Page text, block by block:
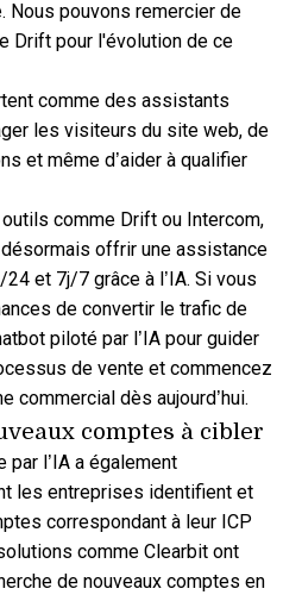
Nous pouvons remercier de
Drift pour l'évolution de ce
comme des assistants
les visiteurs du site web, de
et même d’aider à qualifier
comme Drift ou Intercom,
offrir une assistance
et 7j/7 grâce à l’IA. Si vous
de convertir le trafic de
piloté par l’IA pour guider
de vente et commencez
commercial dès aujourd’hui.
comptes à cibler
par l’IA a également
les entreprises identifient et
correspondant à leur ICP
comme Clearbit ont
de nouveaux comptes en